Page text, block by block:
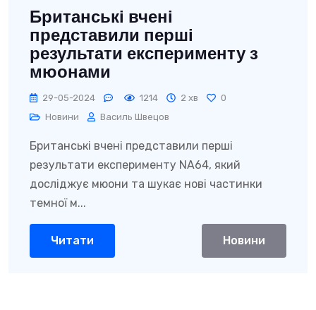
Британські вчені
представили перші
результати експерименту з
мюонами
29-05-2024 1214 2 хв
0
Новини
Василь Швецов
Британські вчені представили перші
результати експерименту NA64, який
досліджує мюони та шукає нові частинки
темної м...
Читати Новини